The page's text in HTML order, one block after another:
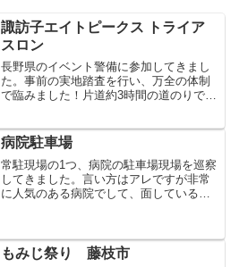
諏訪子エイトピークス トライア
スロン
長野県のイベント警備に参加してきまし
た。事前の実地踏査を行い、万全の体制
で臨みました！片道約3時間の道のりでし
規制のイベントで頻発なあるあるネタで
す。迂回路が分からず二...
病院駐車場
常駐現場の1つ、病院の駐車場現場を巡察
してきました。言い方はアレですが非常
に人気のある病院でして、面している道
両の誘導、歩行者自転車...
もみじ祭り 藤枝市